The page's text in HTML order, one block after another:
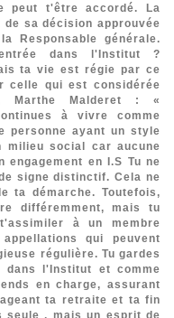
peut t'être accordé. La
sa décision approuvée
Responsable générale.
dans l'Institut ?
ta vie est régie par ce
celle qui est considérée
Marthe Malderet : «
à vivre comme
personne ayant un style
milieu social car aucune
en I.S Tu ne
signe distinctif. Cela ne
ta démarche. Toutefois,
différemment, mais tu
à un membre
qui peuvent
régulière. Tu gardes
l'Institut et comme
en charge, assurant
ta retraite et ta fin
seule , mais un esprit de